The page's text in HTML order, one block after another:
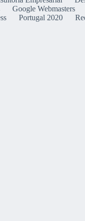
Google Webmasters
Portugal 2020